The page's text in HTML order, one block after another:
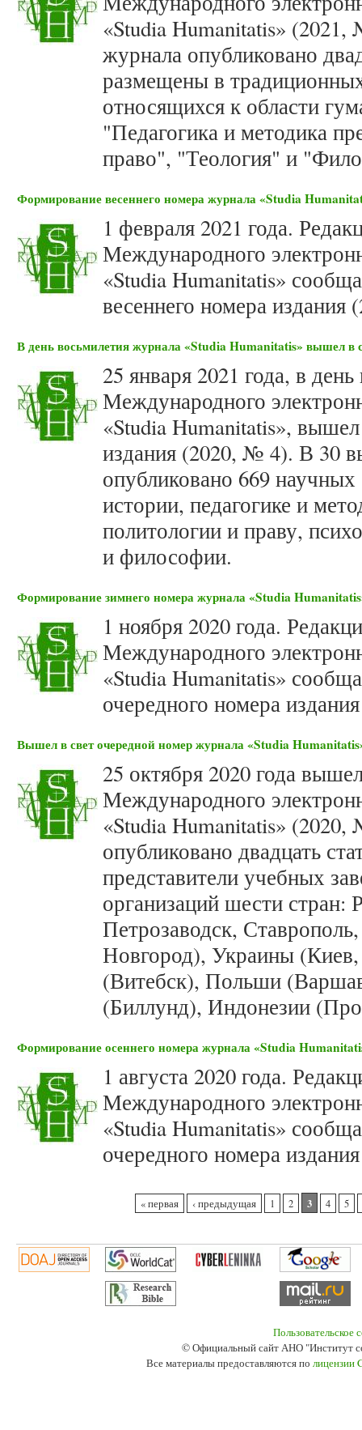
«Studia Humanitatis»
журнала опубликовано
размещены в
относящихся к области
"Педагогика и методика
право", "Теология" и
Формирование весеннего номера журнала «Studia
1 февраля 2021 года.
Международного
«Studia Humanitatis»
весеннего номера
В день восьмилетия журнала «Studia Humanitatis» вышел
25 января 2021 года, в
Международного
«Studia Humanitatis»,
издания (2020, № 4). В 30
опубликовано 669 научных
истории, педагогике и
политологии и праву,
и философии.
Формирование зимнего номера журнала «Studia
1 ноября 2020 года.
Международного
«Studia Humanitatis»
очередного номера
Вышел в свет очередной номер журнала «Studia
25 октября 2020 года
Международного
«Studia Humanitatis»
опубликовано двадцать
представители учебных
организаций шести стран:
Петрозаводск,
Новгород), Украины
(Витебск), Польши
(Биллунд), Индонезии
Формирование осеннего номера журнала «Studia
1 августа 2020 года.
Международного
«Studia Humanitatis»
очередного номера
« первая ‹ предыдущая 1 2 3 4 5
Пользовательское
© Официальный сайт АНО "Институт
Все материалы предоставляются по лицензии